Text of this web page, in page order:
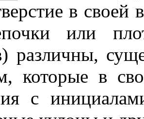
в своей
или
различны,
которые в
с